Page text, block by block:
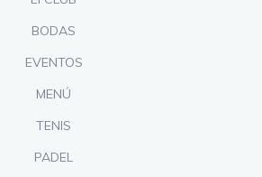
BODAS
EVENTOS
MENÚ
TENIS
PADEL